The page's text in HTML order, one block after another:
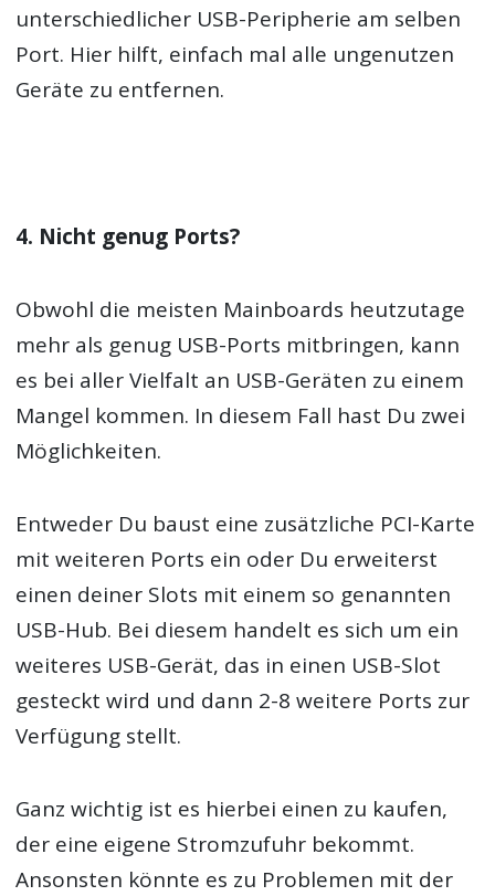
unterschiedlicher USB-Peripherie am selben
Port. Hier hilft, einfach mal alle ungenutzen
Geräte zu entfernen.
4. Nicht genug Ports?
Obwohl die meisten Mainboards heutzutage
mehr als genug USB-Ports mitbringen, kann
es bei aller Vielfalt an USB-Geräten zu einem
Mangel kommen. In diesem Fall hast Du zwei
Möglichkeiten.
Entweder Du baust eine zusätzliche PCI-Karte
mit weiteren Ports ein oder Du erweiterst
einen deiner Slots mit einem so genannten
USB-Hub. Bei diesem handelt es sich um ein
weiteres USB-Gerät, das in einen USB-Slot
gesteckt wird und dann 2-8 weitere Ports zur
Verfügung stellt.
Ganz wichtig ist es hierbei einen zu kaufen,
der eine eigene Stromzufuhr bekommt.
Ansonsten könnte es zu Problemen mit der